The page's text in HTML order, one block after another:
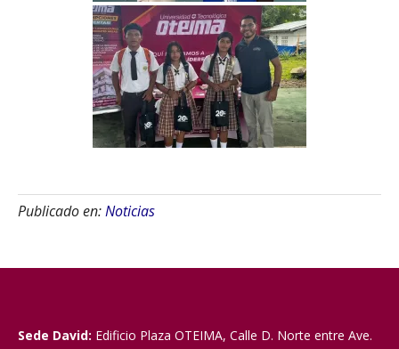
Publicado en:Noticias
Sede David: Edificio Plaza OTEIMA, Calle D. Norte entre Ave.